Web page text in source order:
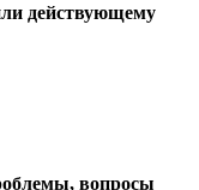
действующему
вопросы